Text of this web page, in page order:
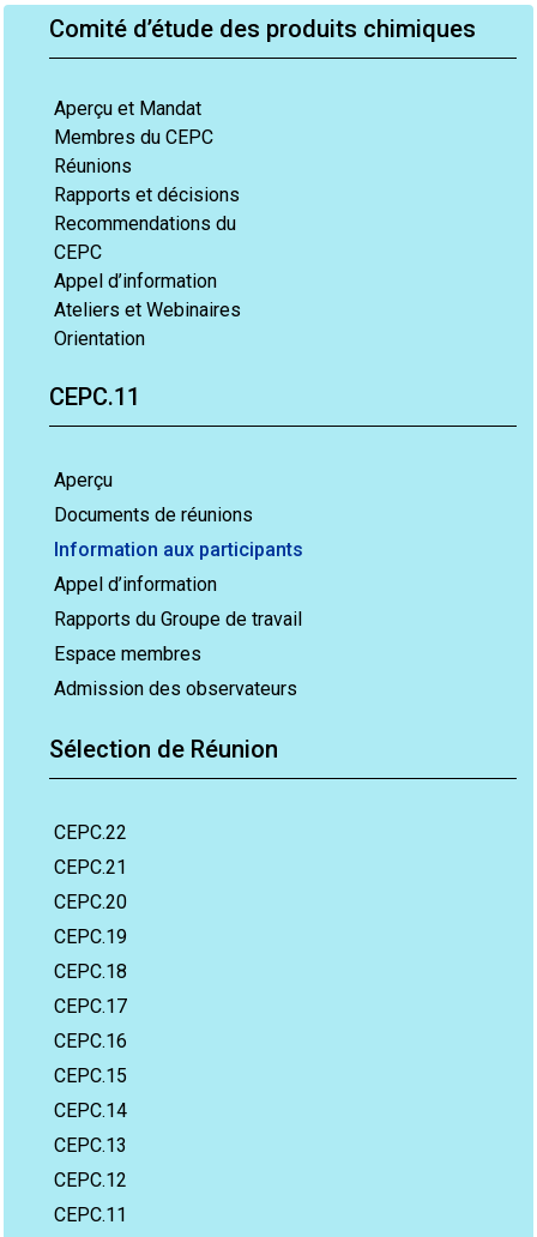
Comité d’étude des produits chimiques
Aperçu et Mandat
Membres du CEPC
Réunions
Rapports et décisions
Recommendations du
CEPC
Appel d’information
Ateliers et Webinaires
Orientation
CEPC.11
Aperçu
Documents de réunions
Information aux participants
Appel d’information
Rapports du Groupe de travail
Espace membres
Admission des observateurs
Sélection de Réunion
CEPC.22
CEPC.21
CEPC.20
CEPC.19
CEPC.18
CEPC.17
CEPC.16
CEPC.15
CEPC.14
CEPC.13
CEPC.12
CEPC.11